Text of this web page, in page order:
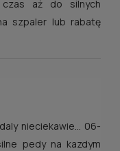
czas aż do silnych
szpaler lub rabatę
nieciekawie... 06-
pedy na kazdym